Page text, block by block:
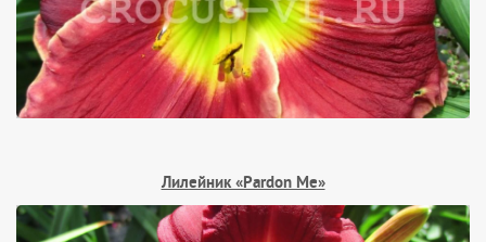
Лилейник «Pardon Me»